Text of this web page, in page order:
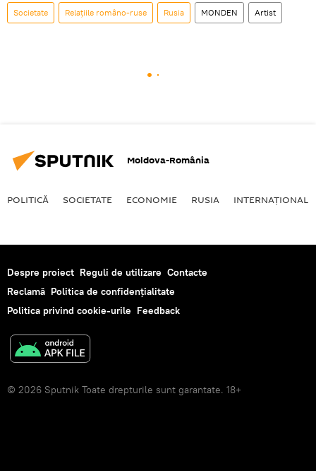
Societate Relațiile româno-ruse Rusia MONDEN Artist
Moldova-România
POLITICĂ SOCIETATE ECONOMIE RUSIA INTERNAŢIONAL
Despre proiect Reguli de utilizare Contacte
Reclamă Politica de confidențialitate
Politica privind cookie-urile Feedback
© 2026 Sputnik Toate drepturile sunt garantate. 18+